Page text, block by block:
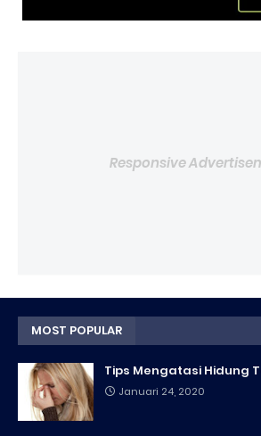
Responsive
MOST POPULAR
Tips Mengatasi Hidung
Januari 24, 2020